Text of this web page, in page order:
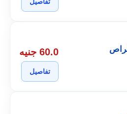
60.0 جنيه
تفاصيل